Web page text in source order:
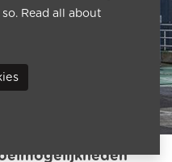
Read all about